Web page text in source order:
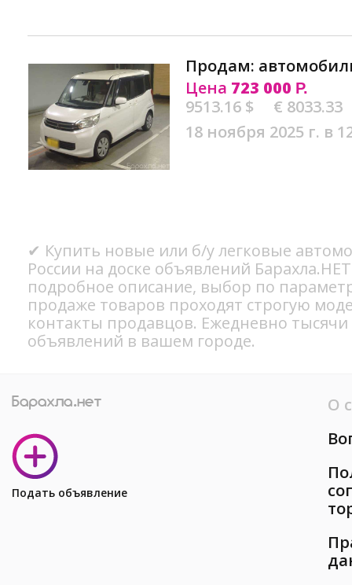
Продам:
Цена 723 000 Р.
9513.16 $
€ 8033.33
18 ноября 2025 г. в
✔ Купить новые или б/у легковые
России на доске объявлений
подробное описание, выбор по
продаже товаров проходят строгую
контакты продавцов. Ежедневно
объявлений в вашем городе.
Подать объявление
О